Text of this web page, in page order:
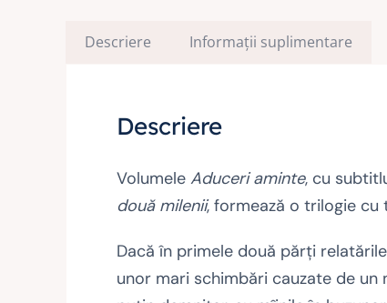
Descriere Informații suplimentare
Descriere
Volumele Aduceri aminte, cu
două milenii, formează o trilogie
Dacă în primele două părţi
unor mari schimbări cauzate de